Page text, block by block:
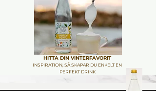
HITTA DIN VINTERFAVORIT
INSPIRATION, SÅ SKAPAR DU ENKELT EN
PERFEKT DRINK